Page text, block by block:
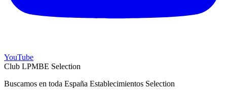
YouTube
Club LPMBE Selection
Buscamos en toda España Establecimientos Selection